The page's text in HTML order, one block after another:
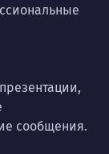
сообщения.